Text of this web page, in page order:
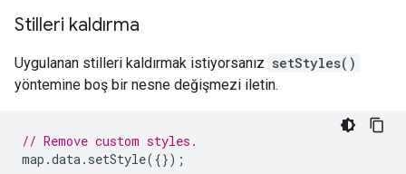
Stilleri kaldırma
Uygulanan stilleri kaldırmak istiyorsanız setStyles()
yöntemine boş bir nesne değişmezi iletin.
// Remove custom styles.
map .data. setStyle({});